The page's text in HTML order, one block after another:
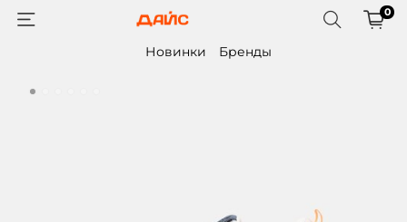
0
Новинки Бренды